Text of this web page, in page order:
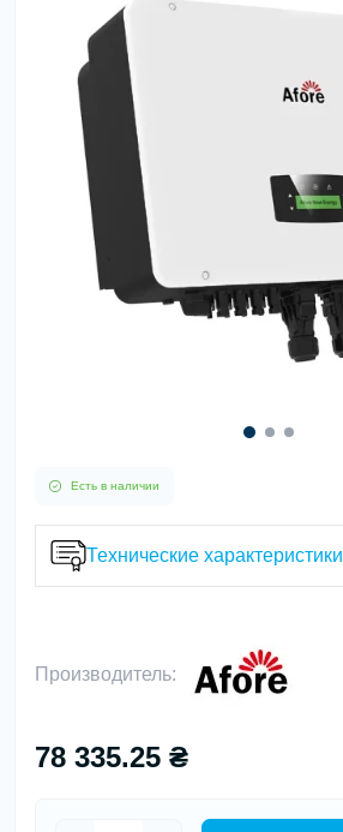
Есть в наличии
Технические характеристики
Производитель:
78 335.25 ₴